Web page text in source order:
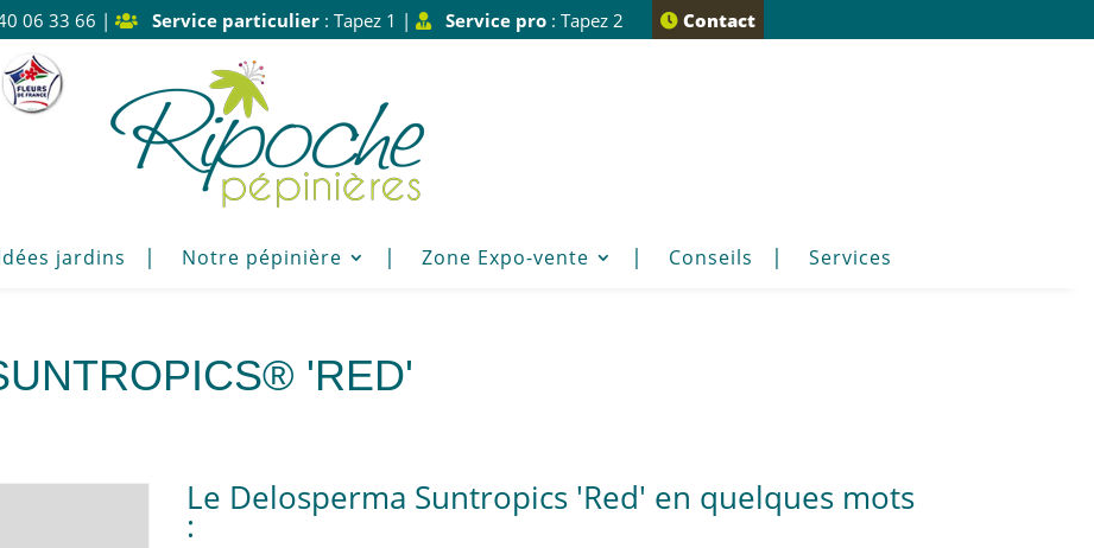
06 33 66 | Service particulier: Tapez 1 | Service pro: Tapez 2 Contact
jardins Notre pépinière Zone Expo-vente Conseils Services
'RED'
Le Delosperma Suntropics 'Red' en quelques mots
: